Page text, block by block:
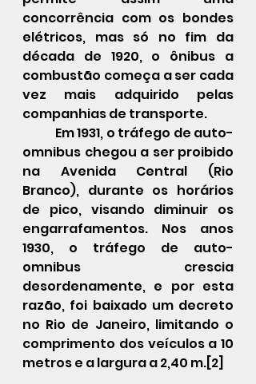
concorrência com os bondes
elétricos, mas só no fim da
década de 1920, o ônibus a
combustão começa a ser cada
vez mais adquirido pelas
companhias de transporte.
omnibus chegou a ser proibido
na Avenida Central (Rio
Branco), durante os horários
de pico, visando diminuir os
1930, o tráfego de auto-
omnibus crescia
desordenamente, e por esta
razão, foi baixado um decreto
no Rio de Janeiro, limitando o
metros e a largura a 2,40 m.[2]